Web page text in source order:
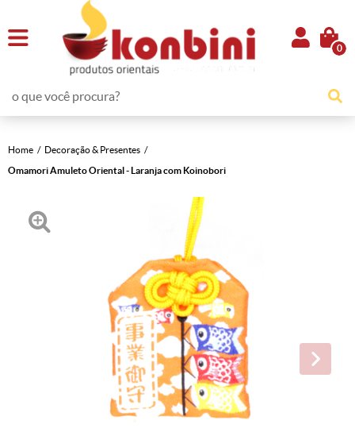
0
Home
Decoração & Presentes
Omamori Amuleto Oriental - Laranja com Koinobori